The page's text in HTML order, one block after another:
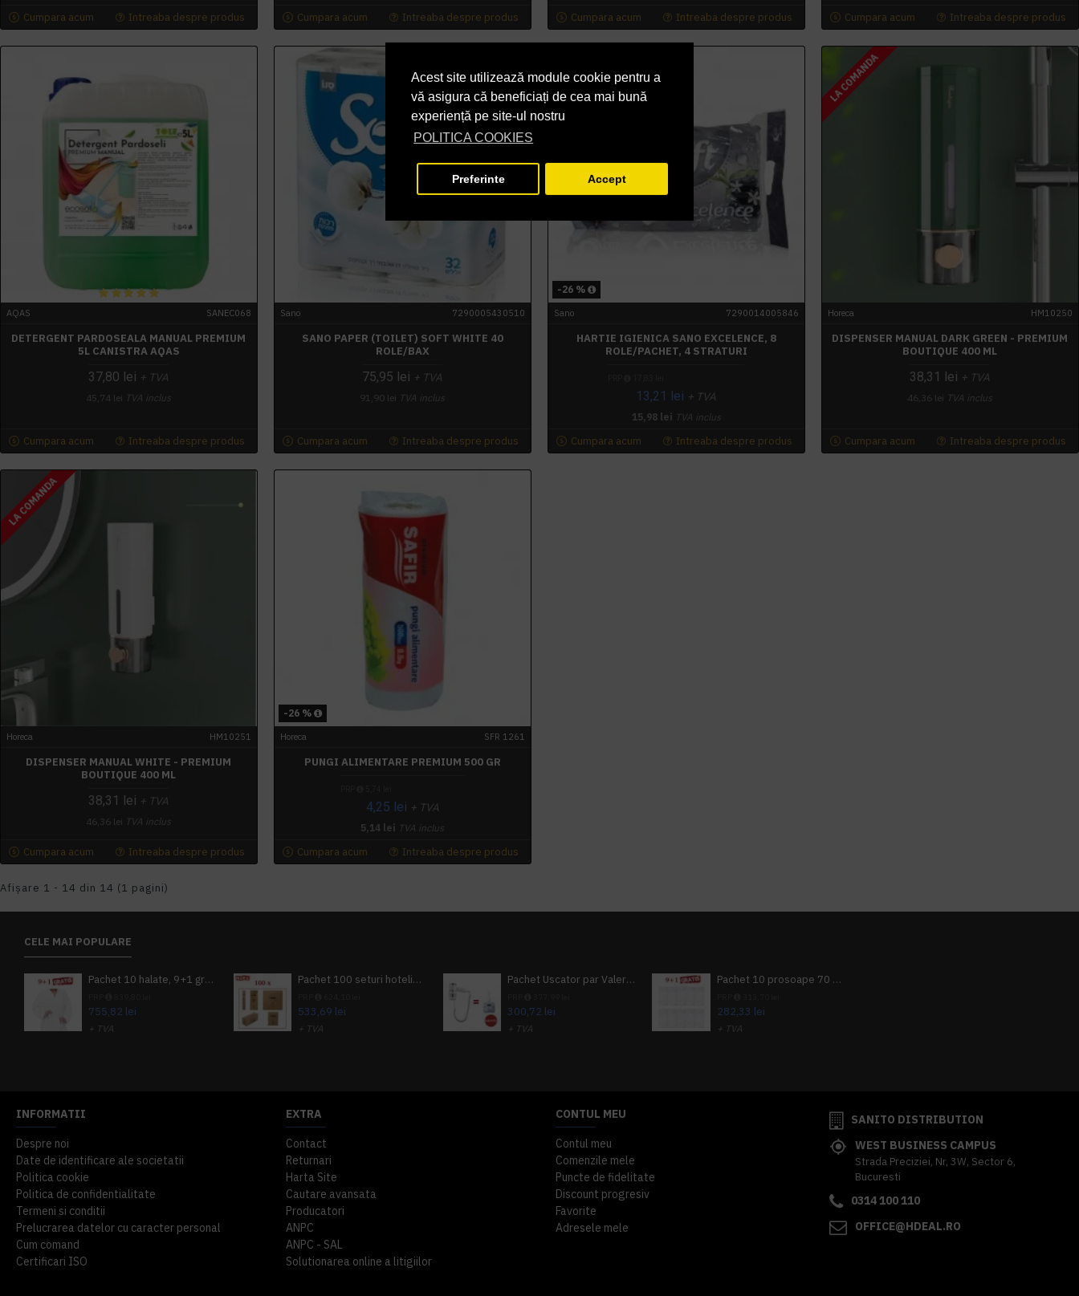
Acest site utilizează module cookie pentru a
vă asigura că beneficiați de cea mai bună
experiență pe site-ul nostru
POLITICA COOKIES
Preferinte Accept
Cumpara acum Intreaba despre produs Cumpara acum Intreaba despre produs Cumpara acum Intreaba despre produs Cumpara acum Intreaba despre produs
AQAS SANEC068
DETERGENT PARDOSEALA MANUAL PREMIUM
5L CANISTRA AQAS
37,80 lei + TVA
45,74 lei TVA inclus
Cumpara acum Intreaba despre produs
Sano 7290005430510
SANO PAPER (TOILET) SOFT WHITE 40
ROLE/BAX
75,95 lei + TVA
91,90 lei TVA inclus
Cumpara acum Intreaba despre produs
-26 %
Sano 7290014005846
HARTIE IGIENICA SANO EXCELENCE, 8
ROLE/PACHET, 4 STRATURI
13,21 lei + TVA
15,98 lei TVA inclus
Cumpara acum Intreaba despre produs
LA COMANDA
Horeca HM10250
DISPENSER MANUAL DARK GREEN - PREMIUM
BOUTIQUE 400 ML
38,31 lei + TVA
46,36 lei TVA inclus
Cumpara acum Intreaba despre produs
LA COMANDA
Horeca HM10251
DISPENSER MANUAL WHITE - PREMIUM
BOUTIQUE 400 ML
38,31 lei + TVA
46,36 lei TVA inclus
Cumpara acum Intreaba despre produs
-26 %
Horeca SFR 1261
PUNGI ALIMENTARE PREMIUM 500 GR
4,25 lei + TVA
5,14 lei TVA inclus
Cumpara acum Intreaba despre produs
Afişare 1 - 14 din 14 (1 pagini)
CELE MAI POPULARE
Pachet 10 halate, 9+1 gratuit
755,82 lei
+ TVA
Pachet 100 seturi hoteliere, set dentar, set barbierit, casca de dus, pila unghii, set cusut
533,69 lei
+ TVA
Pachet Uscator par Valera Action Super Plus + GRATUIT Sampon si gel de dus Tork
300,72 lei
+ TVA
Pachet 10 prosoape 70 x 140cm 9 + 1 gratuit
282,33 lei
+ TVA
INFORMATII
Despre noi
Date de identificare ale societatii
Politica cookie
Politica de confidentialitate
Termeni si conditii
Prelucrarea datelor cu caracter personal
Cum comand
Certificari ISO
EXTRA
Contact
Returnari
Harta Site
Cautare avansata
Producatori
ANPC
ANPC - SAL
Solutionarea online a litigiilor
CONTUL MEU
Contul meu
Comenzile mele
Puncte de fidelitate
Discount progresiv
Favorite
Adresele mele
SANITO DISTRIBUTION
WEST BUSINESS CAMPUS
Strada Preciziei, Nr, 3W, Sector 6,
Bucuresti
0314 100 110
OFFICE@HDEAL.RO